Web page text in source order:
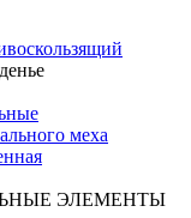
меха
ЭЛЕМЕНТЫ